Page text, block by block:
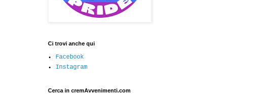
Ci trovi anche qui
Facebook
Instagram
Cerca in cremAvvenimenti.com